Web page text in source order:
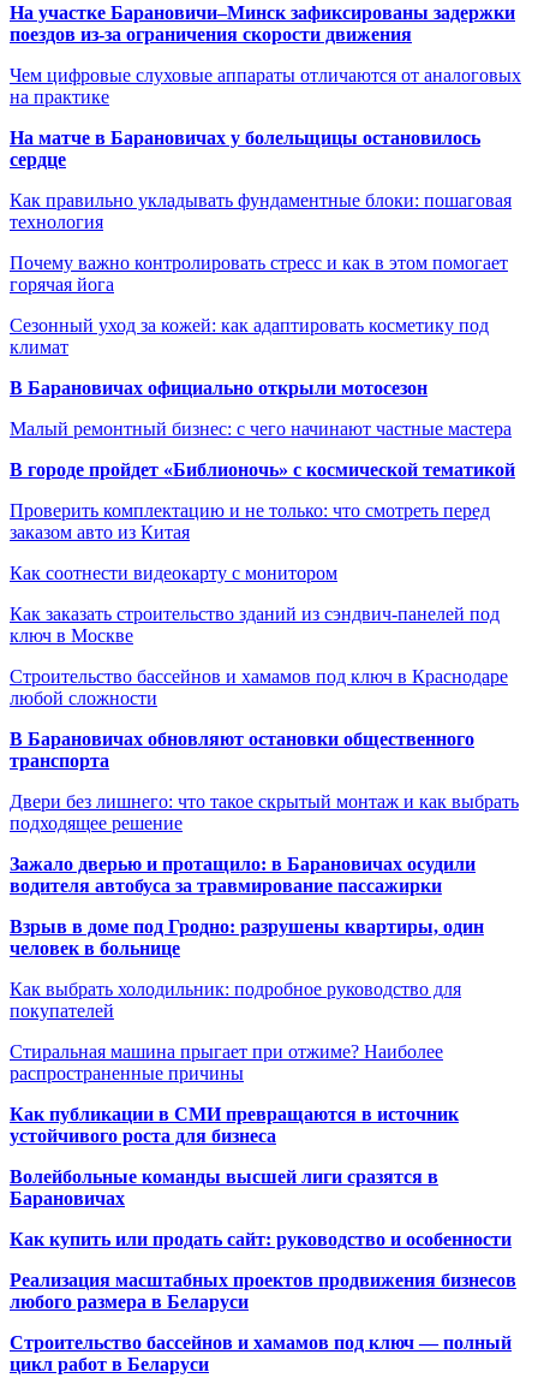
На участке Барановичи–Минск зафиксированы задержки
поездов из-за ограничения скорости движения
Чем цифровые слуховые аппараты отличаются от аналоговых
на практике
На матче в Барановичах у болельщицы остановилось
сердце
Как правильно укладывать фундаментные блоки: пошаговая
технология
Почему важно контролировать стресс и как в этом помогает
горячая йога
Сезонный уход за кожей: как адаптировать косметику под
климат
В Барановичах официально открыли мотосезон
Малый ремонтный бизнес: с чего начинают частные мастера
В городе пройдет «Библионочь» с космической тематикой
Проверить комплектацию и не только: что смотреть перед
заказом авто из Китая
Как соотнести видеокарту с монитором
Как заказать строительство зданий из сэндвич-панелей под
ключ в Москве
Строительство бассейнов и хамамов под ключ в Краснодаре
любой сложности
В Барановичах обновляют остановки общественного
транспорта
Двери без лишнего: что такое скрытый монтаж и как выбрать
подходящее решение
Зажало дверью и протащило: в Барановичах осудили
водителя автобуса за травмирование пассажирки
Взрыв в доме под Гродно: разрушены квартиры, один
человек в больнице
Как выбрать холодильник: подробное руководство для
покупателей
Стиральная машина прыгает при отжиме? Наиболее
распространенные причины
Как публикации в СМИ превращаются в источник
устойчивого роста для бизнеса
Волейбольные команды высшей лиги сразятся в
Барановичах
Как купить или продать сайт: руководство и особенности
Реализация масштабных проектов продвижения бизнесов
любого размера в Беларуси
Строительство бассейнов и хамамов под ключ — полный
цикл работ в Беларуси